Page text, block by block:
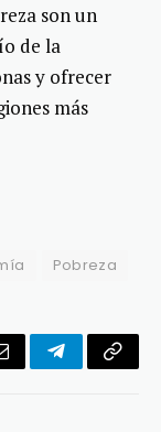
son un
de la
y ofrecer
más
Pobreza
TelegramCopy